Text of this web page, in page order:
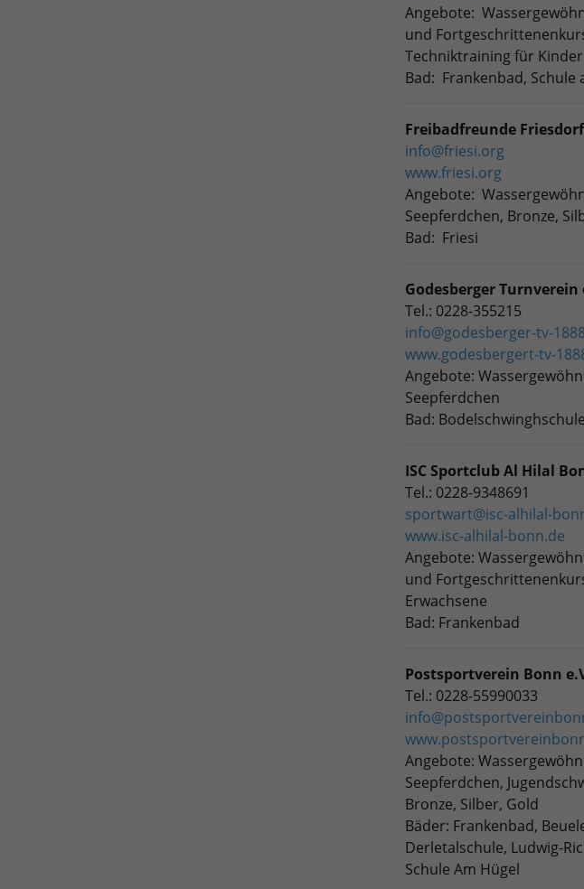
Angebote:
und
Techniktraining für
Bad: Frankenbad, Schule
Freibadfreunde
info@friesi.org
www.friesi.org
Angebote:
Seepferdchen, Bronze,
Bad: Friesi
Godesberger Turnverein
Tel.: 0228-355215
info@godesberger-tv-
www.godesbergert-tv-
Angebote:
Seepferdchen
Bad: Bodelschwinghschule
ISC Sportclub Al Hilal
Tel.: 0228-9348691
sportwart@isc-alhilal-
www.isc-alhilal-bonn.de
Angebote:
und
Erwachsene
Bad: Frankenbad
Postsportverein Bonn
Tel.: 0228-55990033
Angebote:
Seepferdchen,
Bronze, Silber, Gold
Bäder: Frankenbad,
Derletalschule, Ludwig-
Schule Am Hügel
Quelle,
in
Name
Anbieter Google LLC
Laufzeit
Zweck
Wird
erhalten.